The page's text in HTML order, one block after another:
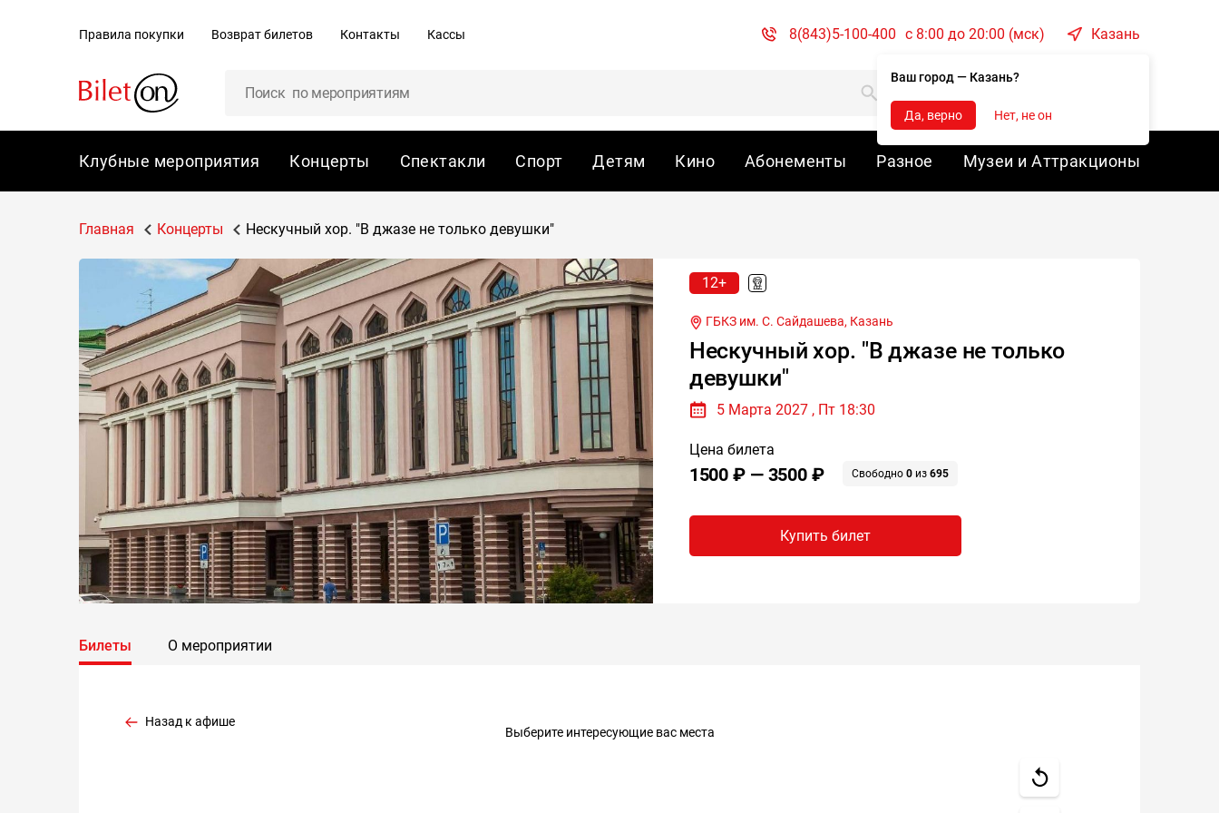
Правила покупки Возврат билетов Контакты Кассы 8(843)5-100-400 c 8:00 до 20:00 (мск) Казань
Ваш город — Казань?
Да, верно Нет, не он
Клубные мероприятия Концерты Спектакли Спорт Детям Кино Абонементы Разное Музеи и Аттракционы
Главная Концерты Нескучный хор. "В джазе не только девушки"
12+
ГБКЗ им. С. Сайдашева, Казань
Нескучный хор. "В джазе не только
девушки"
5 Марта 2027 , Пт 18:30
Цена билета
1500 ₽ — 3500 ₽ Свободно 0из 695
Купить билет
Билеты О мероприятии
Назад к афише
Выберите интересующие вас места